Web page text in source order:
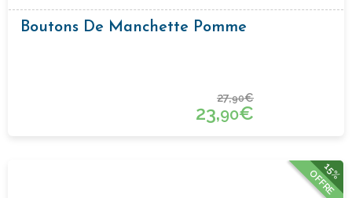
Boutons De Manchette Pomme
27,90€
23,90€
15%
OFFRE